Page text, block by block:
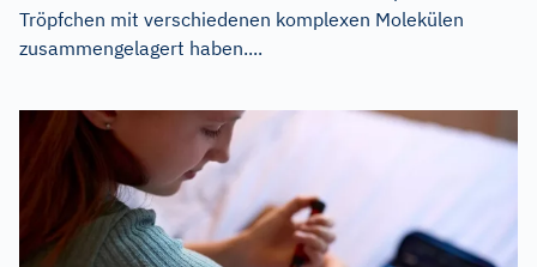
Tröpfchen mit verschiedenen komplexen Molekülen
zusammengelagert haben....